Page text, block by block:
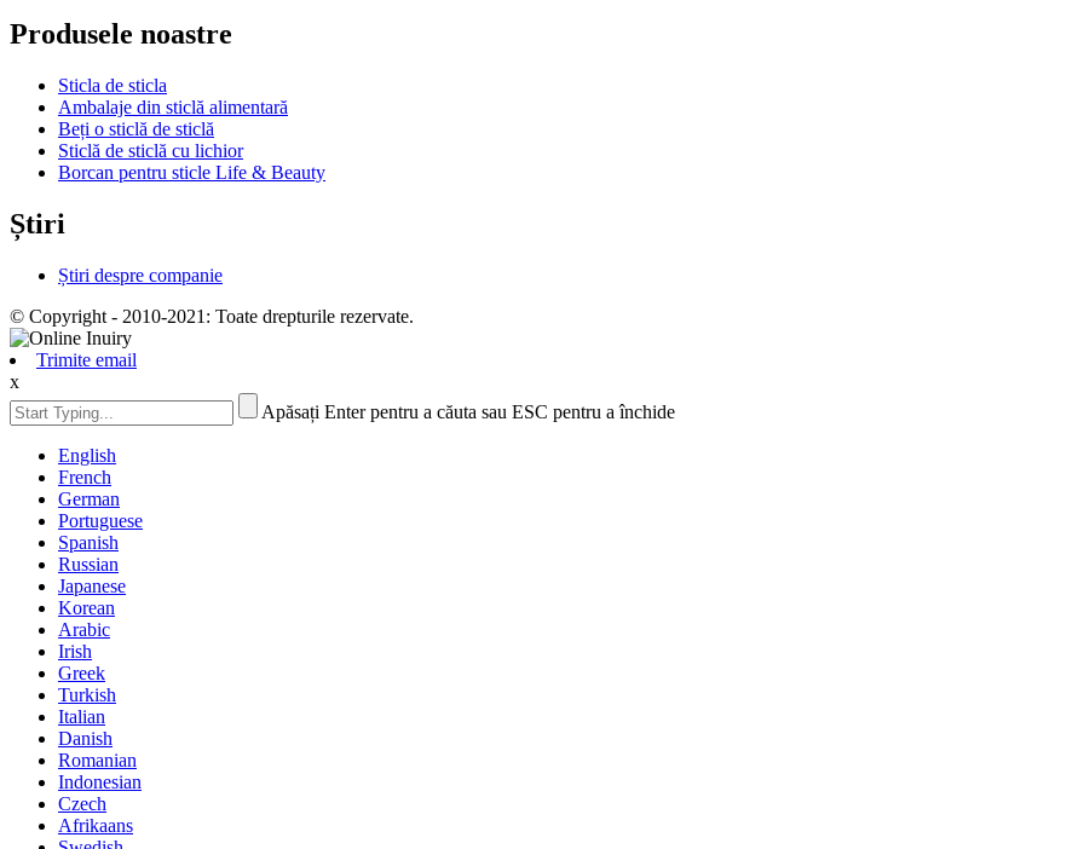
Produsele noastre
Sticla de sticla
Ambalaje din sticlă alimentară
Beți o sticlă de sticlă
Sticlă de sticlă cu lichior
Borcan pentru sticle Life & Beauty
Știri
Știri despre companie
© Copyright - 2010-2021: Toate drepturile rezervate.
Trimite email
x
Apăsați Enter pentru a căuta sau ESC pentru a închide
English
French
German
Portuguese
Spanish
Russian
Japanese
Korean
Arabic
Irish
Greek
Turkish
Italian
Danish
Romanian
Indonesian
Czech
Afrikaans